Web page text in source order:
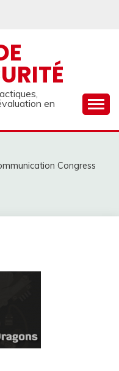
en
Congress